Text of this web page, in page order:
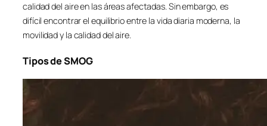
calidad del aire en las áreas afectadas. Sin embargo, es
difícil encontrar el equilibrio entre la vida diaria moderna, la
movilidad y la calidad del aire.
Tipos de SMOG